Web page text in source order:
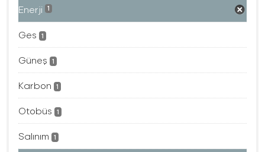
Enerji 1
Ges 1
Güneş 1
Karbon 1
Otobüs 1
Salınım 1